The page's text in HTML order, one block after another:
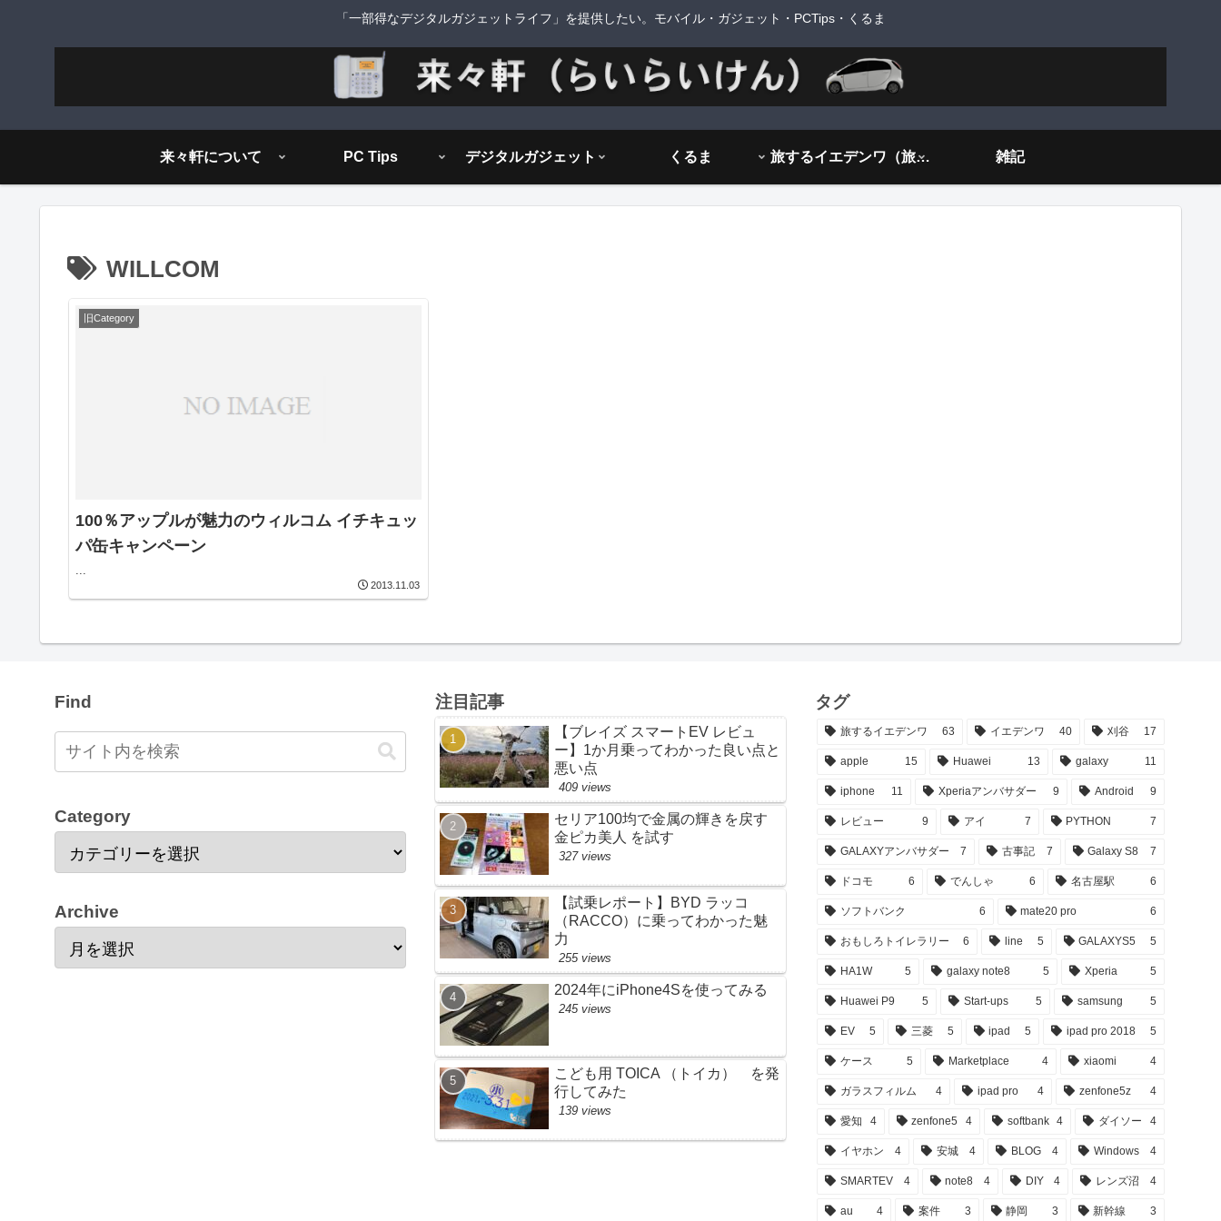
「一部得なデジタルガジェットライフ」を提供したい。モバイル・ガジェット・PCTips・くるま
来々軒について PC Tips デジタルガジェット くるま 旅するイエデンワ（旅ネタ） 雑記
WILLCOM
旧Category
100％アップルが魅力のウィルコム イチキュッ
パ缶キャンペーン
...
2013.11.03
Find
Category
Archive
注目記事
【ブレイズ スマートEV レビュ
ー】1か月乗ってわかった良い点と
悪い点
409 views
セリア100均で金属の輝きを戻す
金ピカ美人 を試す
327 views
【試乗レポート】BYD ラッコ
（RACCO）に乗ってわかった魅
力
255 views
2024年にiPhone4Sを使ってみる
245 views
こども用 TOICA （トイカ） を発
行してみた
139 views
タグ
旅するイエデンワ 63 イエデンワ 40 刈谷 17
apple 15 Huawei 13 galaxy 11
iphone 11 Xperiaアンバサダー 9 Android 9
レビュー 9 アイ 7 PYTHON 7
GALAXYアンバサダー 7 古事記 7 Galaxy S8 7
ドコモ 6 でんしゃ 6 名古屋駅 6
ソフトバンク 6 mate20 pro 6
おもしろトイレラリー 6 line 5 GALAXYS5 5
HA1W 5 galaxy note8 5 Xperia 5
Huawei P9 5 Start-ups 5 samsung 5
EV 5 三菱 5 ipad 5 ipad pro 2018 5
ケース 5 Marketplace 4 xiaomi 4
ガラスフィルム 4 ipad pro 4 zenfone5z 4
愛知 4 zenfone5 4 softbank 4 ダイソー 4
イヤホン 4 安城 4 BLOG 4 Windows 4
SMARTEV 4 note8 4 DIY 4 レンズ沼 4
au 4 案件 3 静岡 3 新幹線 3